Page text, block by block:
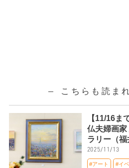
こちらも読ま
【11/16ま
仏夫婦画家
ラリー（福
2025/11/13
#アート #イ